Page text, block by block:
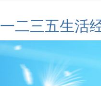
一二三五生活